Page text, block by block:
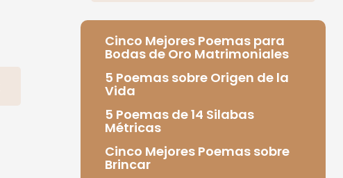
Cinco Mejores Poemas para
Bodas de Oro Matrimoniales
5 Poemas sobre Origen de la
Vida
5 Poemas de 14 Silabas
Métricas
Cinco Mejores Poemas sobre
Brincar